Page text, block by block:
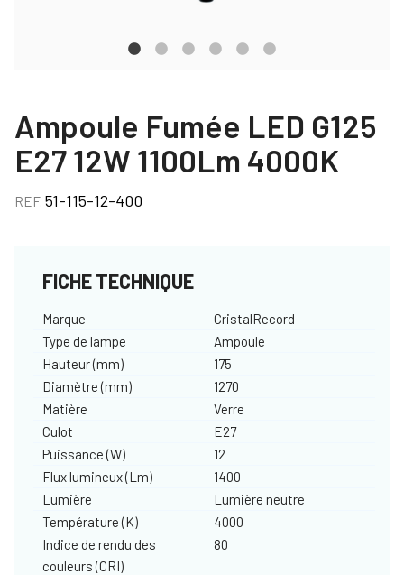
Ampoule Fumée LED G125
E27 12W 1100Lm 4000K
REF. 51-115-12-400
FICHE TECHNIQUE
Marque
CristalRecord
Type de lampe
Ampoule
Hauteur (mm)
175
Diamètre (mm)
1270
Matière
Verre
Culot
E27
Puissance (W)
12
Flux lumineux (Lm)
1400
Lumière
Lumière neutre
Température (K)
4000
Indice de rendu des
couleurs (CRI)
80